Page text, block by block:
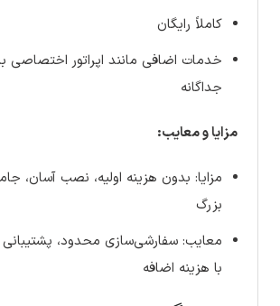
کاملاً رایگان
خدمات اضافی مانند اپراتور اختصاصی
جداگانه
مزایا و معایب:
مزایا: بدون هزینه اولیه، نصب آسان،
بزرگ
معایب: سفارشی‌سازی محدود،
با هزینه اضافه